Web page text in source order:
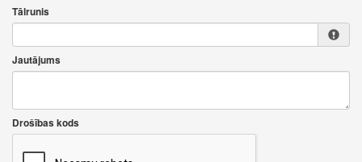
Tālrunis
Jautājums
Drošības kods